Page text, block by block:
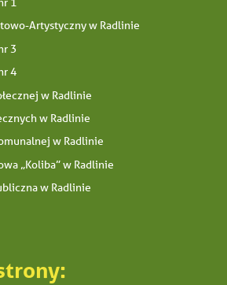
Artystyczny w Radlinie
3
4
w Radlinie
w Radlinie
w Radlinie
„Koliba” w Radlinie
w Radlinie